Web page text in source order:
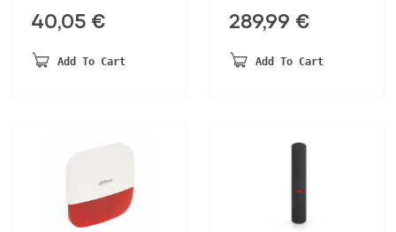
40,05 €
Add To Cart
289,99 €
Add To Cart